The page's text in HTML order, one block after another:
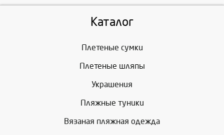
Каталог
Плетеные сумки
Плетеные шляпы
Украшения
Пляжные туники
Вязаная пляжная одежда